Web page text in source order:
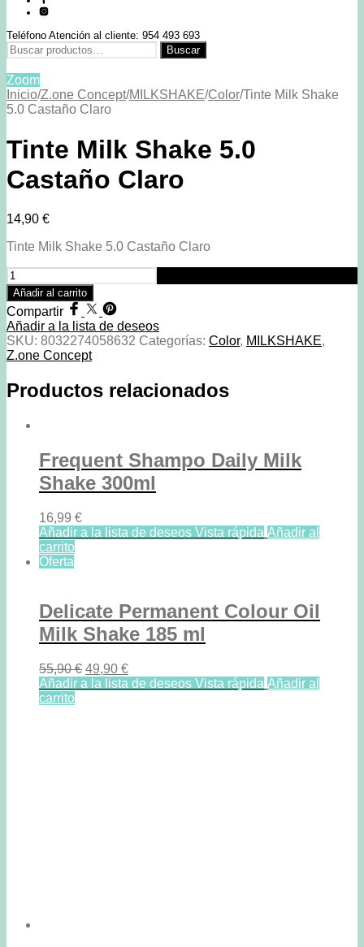
Teléfono Atención al cliente: 954 493 693
Buscar
por:
Buscar
Zoom
Inicio/Z.one Concept/MILKSHAKE/Color/Tinte Milk Shake
5.0 Castaño Claro
Tinte Milk Shake 5.0
Castaño Claro
14,90 €
Tinte Milk Shake 5.0 Castaño Claro
Tinte
Milk
Shake
5.0
Castaño
Claro
cantidad
Añadir al carrito
Compartir
Añadir a la lista de deseos
SKU: 8032274058632 Categorías: Color, MILKSHAKE,
Z.one Concept
Productos relacionados
Frequent Shampo Daily Milk
Shake 300ml
16,99 €
Añadir a la lista de deseos Vista rápida Añadir al
carrito
Oferta
Delicate Permanent Colour Oil
Milk Shake 185 ml
55,90€ Original
price
49,90 €Current
price
Añadir a la lista de deseos Vista rápida Añadir al
carrito